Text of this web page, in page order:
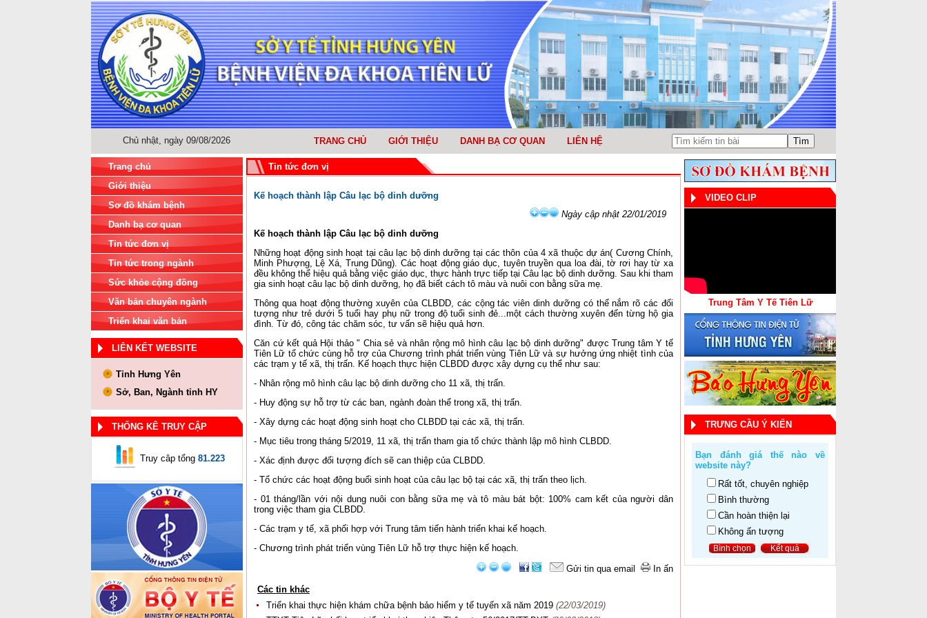
Chủ nhật, ngày 09/08/2026 TRANG CHỦ GIỚI THIỆU DANH BẠ CƠ QUAN LIÊN HỆ
Trang chủ
Giới thiệu
Sơ đồ khám bệnh
Danh bạ cơ quan
Tin tức đơn vị
Tin tức trong ngành
Sức khỏe cộng đồng
Văn bản chuyên ngành
Triển khai văn bản
LIÊN KẾT WEBSITE
Tỉnh Hưng Yên
Sở, Ban, Ngành tỉnh HY
THỐNG KÊ TRUY CẬP
Truy câp tổng 81.223
Tin tức đơn vị
Kế hoạch thành lập Câu lạc bộ dinh dưỡng
Ngày cập nhật 22/01/2019
Kế hoạch thành lập Câu lạc bộ dinh dưỡng
Những hoạt động sinh hoạt tại câu lạc bộ dinh dưỡng tại các thôn của 4 xã thuộc dự án( Cương Chính,
Minh Phượng, Lệ Xá, Trung Dũng). Các hoạt động giáo dục, tuyên truyền qua loa đài, tờ rơi hay từ xa
đều không thể hiệu quả bằng việc giáo dục, thực hành trực tiếp tại Câu lạc bộ dinh dưỡng. Sau khi tham
gia sinh hoạt câu lạc bộ dinh dưỡng, họ đã biết cách tô màu và nuôi con bằng sữa mẹ.
Thông qua hoạt động thường xuyên của CLBDD, các cộng tác viên dinh dưỡng có thể nắm rõ các đối
tượng như trẻ dưới 5 tuổi hay phụ nữ trong độ tuổi sinh đẻ...một cách thường xuyên đến từng hộ gia
đình. Từ đó, công tác chăm sóc, tư vấn sẽ hiệu quả hơn.
Căn cứ kết quả Hội thảo " Chia sẻ và nhân rộng mô hình câu lạc bộ dinh dưỡng" được Trung tâm Y tế
Tiên Lữ tổ chức cùng hỗ trợ của Chương trình phát triển vùng Tiên Lữ và sự hưởng ứng nhiệt tình của
các trạm y tế xã, thị trấn. Kế hoạch thực hiện CLBDD được xây dựng cụ thể như sau:
- Nhân rộng mô hình câu lạc bộ dinh dưỡng cho 11 xã, thị trấn.
- Huy động sự hỗ trợ từ các ban, ngành đoàn thể trong xã, thị trấn.
- Xây dựng các hoạt động sinh hoạt cho CLBDD tại các xã, thị trấn.
- Mục tiêu trong tháng 5/2019, 11 xã, thị trấn tham gia tổ chức thành lập mô hình CLBDD.
- Xác định được đối tượng đích sẽ can thiệp của CLBDD.
- Tổ chức các hoạt động buổi sinh hoạt của câu lạc bộ tại các xã, thị trấn theo lịch.
- 01 tháng/lần với nội dung nuôi con bằng sữa mẹ và tô màu bát bột: 100% cam kết của người dân
trong việc tham gia CLBDD.
- Các trạm y tế, xã phối hợp với Trung tâm tiến hành triển khai kế hoạch.
- Chương trình phát triển vùng Tiên Lữ hỗ trợ thực hiện kế hoạch.
Gửi tin qua email
In ấn
Các tin khác
Triển khai thực hiện khám chữa bệnh bảo hiểm y tế tuyến xã năm 2019 (22/03/2019)
VIDEO CLIP
Trung Tâm Y Tế Tiên Lữ
TRƯNG CẦU Ý KIẾN
Bạn đánh giá thế nào về
website này?
Rất tốt, chuyên nghiệp
Bình thường
Cần hoàn thiện lại
Không ấn tượng